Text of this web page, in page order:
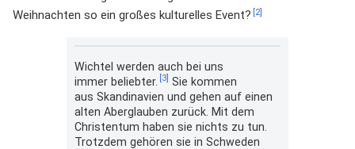
Weihnachten so ein großes kulturelles Event? [2]
Wichtel werden auch bei uns
immer beliebter.
[3] Sie kommen
aus Skandinavien und gehen auf einen
alten Aberglauben zurück. Mit dem
Christentum haben sie nichts zu tun.
Trotzdem gehören sie in Schweden